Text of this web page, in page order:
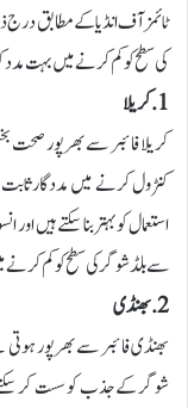
ٹائمز آف انڈیا کے مطابق درج
کی سطح کو کم کرنے میں بہت مدد
1. کریلا
کریلا فائبر سے بھرپور صحت
کنٹرول کرنے میں مددگار
استعمال کو بہتر بنا سکتے ہیں
سے بلڈ شوگر کی سطح کو کم
2. بھنڈی
بھنڈی فائبر سے بھرپور
شوگر کے جذب کو سست کر